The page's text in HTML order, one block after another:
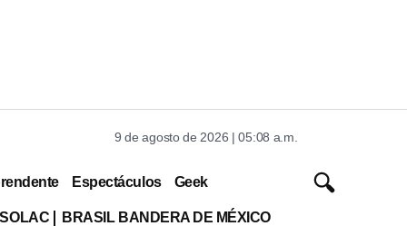
9 de agosto de 2026 | 05:08 a.m.
Espectáculos Geek
BRASIL BANDERA DE MÉXICO